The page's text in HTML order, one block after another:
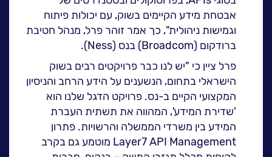
לעבוד בנס
אירועים וכנסים
פודקאסט
נס בכותרות
וובינרים מומלצים
דברו איתנו
אבטחת מידע הקיימים בשוק, עם יכולות פיתוח
וגמישות ניהולית", כך אמר זוהר פרל, מנהל חטיבת
ברודקום (Broadcom) בנס (Ness).
פרל ציין כי "יש לנו כבר פרויקטים רבים בשוק
הישראלי בתחום, הנשענים על הידע הרחב והניסיון
המקצועי הקיים ב-נס. פרויקט הדגל שלנו הוא
'שדירת המידע', המהווה את תשתית העברת
המידע בין משרדי הממשלה והרשויות. פתרון
Layer7 API Management מוטמע גם בקרב